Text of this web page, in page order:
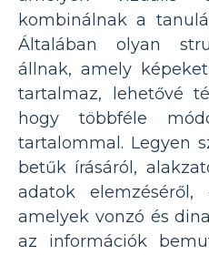
kombinálnak a
Általában olyan
állnak, amely
tartalmaz, lehetővé
hogy többféle
tartalommal. Legyen
betűk írásáról,
adatok elemzéséről,
amelyek vonzó és
az információk